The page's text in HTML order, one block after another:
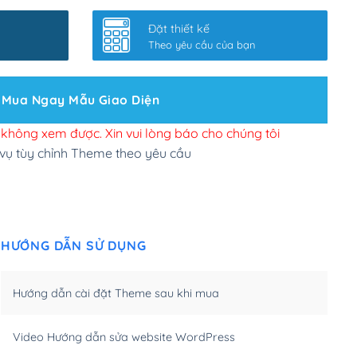
slider chính (+200,000₫)
site Wordpress(+100,000₫)
đăng web(+300,000₫)
tuỳ chọn
(+450,000₫)
Đặt thiết kế
Theo yêu cầu của bạn
Mua Ngay Mẫu Giao Diện
xem được. Xin vui lòng báo cho chúng tôi
tùy chỉnh Theme theo yêu cầu
HƯỚNG DẪN SỬ DỤNG
Hướng dẫn cài đặt Theme sau khi mua
Video Hướng dẫn sửa website WordPress